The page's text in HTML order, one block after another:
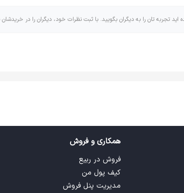
تجربه تان را به دیگران بگویید. با ثبت نظرات خود، دیگران را در خریدشان
همکاری و فروش
فروش در ربیع
کیف پول من
مدیریت پنل فروش